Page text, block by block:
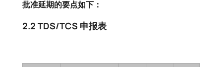
批准延期的要点如下：
2.2 TDS/TCS 申报表